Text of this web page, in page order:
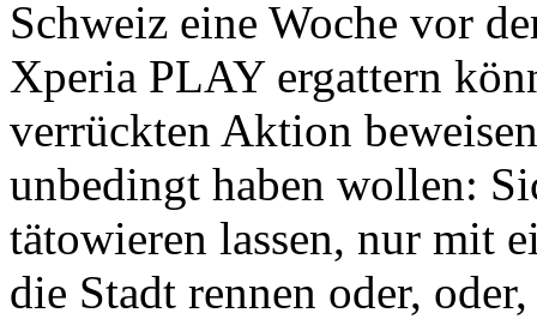
Schweiz eine Woche vor
Xperia PLAY ergattern
verrückten Aktion
unbedingt haben wollen:
tätowieren lassen, nur mit
die Stadt rennen oder,